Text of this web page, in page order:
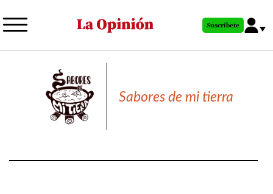
al
principal
Suscríbete
Sabores de mi tierra